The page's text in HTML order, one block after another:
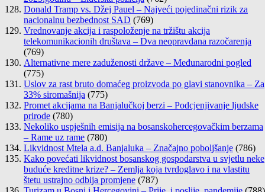
Donald Tramp vs. Džej Pauel – Najveći pojedinačni rizik za
nacionalnu bezbednost SAD (769)
Vrednovanje akcija i raspoloženje na tržištu akcija
telekomunikacionih društava – Dva neopravdana razočarenja
(769)
Alternativne mere zaduženosti države – Međunarodni pogled
(775)
Uslov za rast bruto domaćeg proizvoda po glavi stanovnika – Za
33% siromašnija (775)
Promet akcijama na Banjalučkoj berzi – Podcjenjivanje ljudske
prirode (780)
Nekoliko uspješnih emisija na bosanskohercegovačkim berzama
– Rame uz rame (780)
Likvidnost Mtela a.d. Banjaluka – Značajno poboljšanje (786)
Kako povećati likvidnost bosanskog gospodarstva u svjetlu neke
buduće kreditne krize? – Zemlja koja tvrdoglavo i na vlastitu
štetu ustrajno odbija promjene (787)